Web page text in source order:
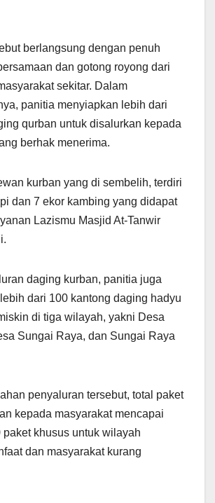
berlangsung dengan penuh
dan gotong royong dari
sekitar. Dalam
panitia menyiapkan lebih dari
qurban untuk disalurkan kepada
berhak menerima.
kurban yang di sembelih, terdiri
dan 7 ekor kambing yang didapat
Lazismu Masjid At-Tanwir
daging kurban, panitia juga
dari 100 kantong daging hadyu
di tiga wilayah, yakni Desa
Sungai Raya, dan Sungai Raya
penyaluran tersebut, total paket
kepada masyarakat mencapai
paket khusus untuk wilayah
dan masyarakat kurang